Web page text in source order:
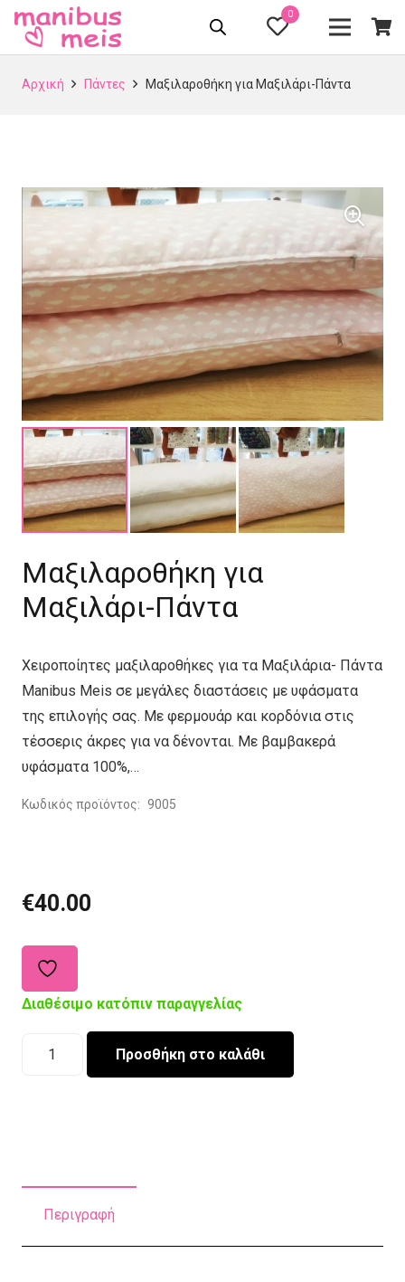
0
Αρχική Πάντες Μαξιλαροθήκη για Μαξιλάρι-Πάντα
Μαξιλαροθήκη για
Μαξιλάρι-Πάντα
Χειροποίητες μαξιλαροθήκες για τα Μαξιλάρια- Πάντα
Manibus Meis σε μεγάλες διαστάσεις με υφάσματα
της επιλογής σας. Με φερμουάρ και κορδόνια στις
τέσσερις άκρες για να δένονται. Με βαμβακερά
υφάσματα 100%,…
Κωδικός προϊόντος: 9005
€40.00
Διαθέσιμο κατόπιν παραγγελίας
Μαξιλαροθήκη
Προσθήκη στο καλάθι
Περιγραφή